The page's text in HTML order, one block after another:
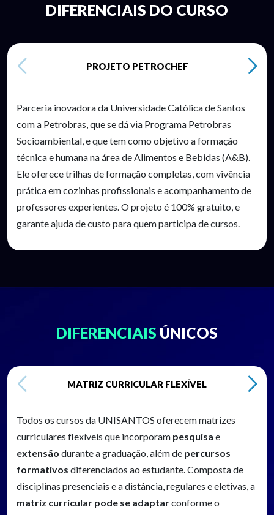
DIFERENCIAIS DO CURSO
PROJETO PETROCHEF
Parceria inovadora da Universidade Católica de Santos
com a Petrobras, que se dá via Programa Petrobras
Socioambiental, e que tem como objetivo a formação
técnica e humana na área de Alimentos e Bebidas (A&B).
Ele oferece trilhas de formação completas, com vivência
prática em cozinhas profissionais e acompanhamento de
professores experientes. O projeto é 100% gratuito, e
garante ajuda de custo para quem participa de cursos.
DIFERENCIAIS ÚNICOS
MATRIZ CURRICULAR FLEXÍVEL
Todos os cursos da UNISANTOS oferecem matrizes
curriculares flexíveis que incorporam pesquisa e
extensão durante a graduação, além de percursos
formativos diferenciados ao estudante. Composta de
disciplinas presenciais e a distância, regulares e eletivas, a
matriz curricular pode se adaptarconforme o